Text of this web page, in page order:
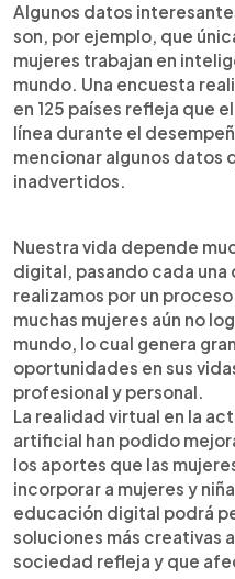
Algunos datos
son, por ejemplo, que
mujeres trabajan en
mundo. Una encuesta
en 125 países refleja que
línea durante el
mencionar algunos datos
inadvertidos.
Nuestra vida depende
digital, pasando cada
realizamos por un
muchas mujeres aún no
mundo, lo cual genera
oportunidades en sus
profesional y personal.
La realidad virtual en la
artificial han podido
los aportes que las
incorporar a mujeres y
educación digital podrá
soluciones más creativas
sociedad refleja y que